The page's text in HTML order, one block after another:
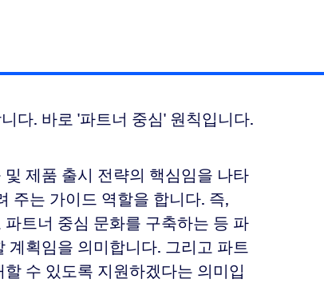
다. 바로 '파트너 중심' 원칙입니다.
제품 출시 전략의 핵심임을 나타
주는 가이드 역할을 합니다. 즉,
트너 중심 문화를 구축하는 등 파
계획임을 의미합니다. 그리고 파트
수 있도록 지원하겠다는 의미입